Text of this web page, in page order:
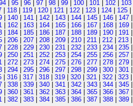
95 96 97 98 99 100 101 102 103
118 119 120 121 122 123 124 125
140 141 142 143 144 145 146 147
162 163 164 165 166 167 168 169
184 185 186 187 188 189 190 191
206 207 208 209 210 211 212 213
228 229 230 231 232 233 234 235
250 251 252 253 254 255 256 257
272 273 274 275 276 277 278 279
294 295 296 297 298 299 300 301
316 317 318 319 320 321 322 323
338 339 340 341 342 343 344 345
360 361 362 363 364 365 366 367
382 383 384 385 386 387 388 389